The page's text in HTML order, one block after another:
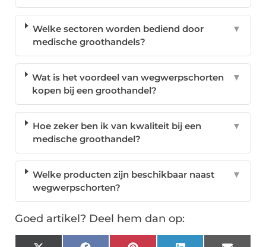
Welke sectoren worden bediend door
medische groothandels?
▼
Wat is het voordeel van wegwerpschorten
kopen bij een groothandel?
▼
Hoe zeker ben ik van kwaliteit bij een
medische groothandel?
▼
Welke producten zijn beschikbaar naast
wegwerpschorten?
▼
Goed artikel? Deel hem dan op: